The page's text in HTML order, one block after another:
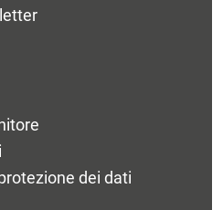
dei dati